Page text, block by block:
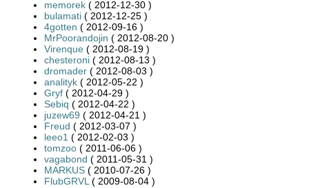
memorek ( 2012-12-30 )
bulamati ( 2012-12-25 )
4gotten ( 2012-09-16 )
MrPoorandojin ( 2012-08-20 )
Virenque ( 2012-08-19 )
chesteroni ( 2012-08-13 )
dromader ( 2012-08-03 )
analityk ( 2012-05-22 )
Gryf ( 2012-04-29 )
Sebiq ( 2012-04-22 )
juzew69 ( 2012-04-21 )
Freud ( 2012-03-07 )
leeo1 ( 2012-02-03 )
tomzoo ( 2011-06-06 )
vagabond ( 2011-05-31 )
MARKUS ( 2010-07-26 )
FlubGRVL ( 2009-08-04 )